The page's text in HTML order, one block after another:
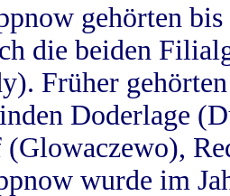
gehörten
die beiden
Früher
Doderlage
wurde im